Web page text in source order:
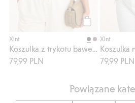
Kup
Xlnt
79,99 PLN
Xlnt
79,99 PLN
Powiązane